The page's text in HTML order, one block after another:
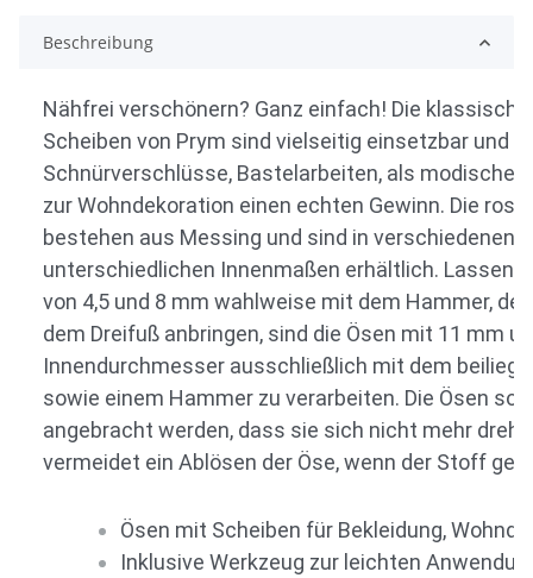
Beschreibung
Nähfrei verschönern? Ganz einfach! Die
Scheiben von Prym sind vielseitig einsetzbar und
Schnürverschlüsse, Bastelarbeiten, als
zur Wohndekoration einen echten Gewinn. Die
bestehen aus Messing und sind in verschiedenen
unterschiedlichen Innenmaßen erhältlich. Lassen
von 4,5 und 8 mm wahlweise mit dem Hammer,
dem Dreifuß anbringen, sind die Ösen mit 11 mm
Innendurchmesser ausschließlich mit dem
sowie einem Hammer zu verarbeiten. Die Ösen
angebracht werden, dass sie sich nicht mehr
vermeidet ein Ablösen der Öse, wenn der Stoff
Ösen mit Scheiben für Bekleidung,
Inklusive Werkzeug zur leichten